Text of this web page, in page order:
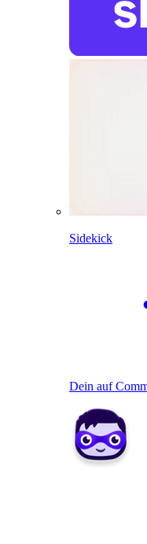
Sidekick
Dein auf